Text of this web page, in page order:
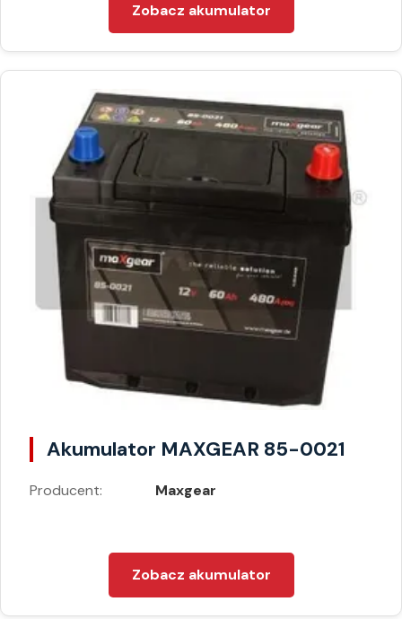
Zobacz akumulator
Akumulator MAXGEAR 85-0021
Producent: Maxgear
Zobacz akumulator